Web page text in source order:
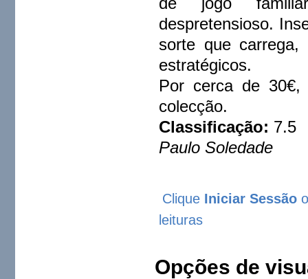
despretensioso.
sorte que
estratégicos.
Por cerca de
colecção.
Classificação: 7.5
Paulo Soledade
Clique Iniciar Sessão
leituras
Opções de